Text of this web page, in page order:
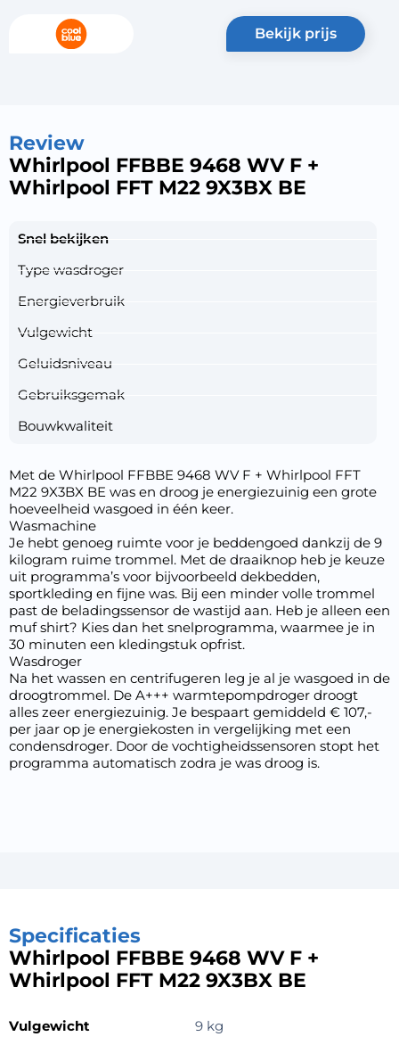
bekijk prijs
Review
Whirlpool FFBBE 9468 WV F +
Whirlpool FFT M22 9X3BX BE
Snel bekijken
Type wasdroger
Energieverbruik
Vulgewicht
Geluidsniveau
Gebruiksgemak
Bouwkwaliteit
Met de Whirlpool FFBBE 9468 WV F + Whirlpool FFT
M22 9X3BX BE was en droog je energiezuinig een grote
hoeveelheid wasgoed in één keer.
Wasmachine
Je hebt genoeg ruimte voor je beddengoed dankzij de 9
kilogram ruime trommel. Met de draaiknop heb je keuze
uit programma’s voor bijvoorbeeld dekbedden,
sportkleding en fijne was. Bij een minder volle trommel
past de beladingssensor de wastijd aan. Heb je alleen een
muf shirt? Kies dan het snelprogramma, waarmee je in
30 minuten een kledingstuk opfrist.
Wasdroger
Na het wassen en centrifugeren leg je al je wasgoed in de
droogtrommel. De A+++ warmtepompdroger droogt
alles zeer energiezuinig. Je bespaart gemiddeld € 107,-
per jaar op je energiekosten in vergelijking met een
condensdroger. Door de vochtigheidssensoren stopt het
programma automatisch zodra je was droog is.
Specificaties
Whirlpool FFBBE 9468 WV F +
Whirlpool FFT M22 9X3BX BE
Vulgewicht 9 kg